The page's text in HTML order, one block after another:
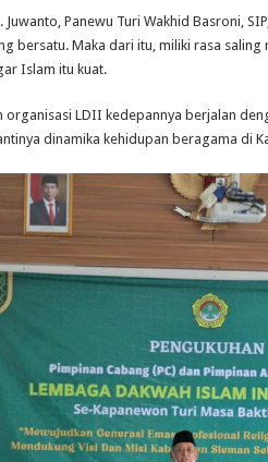
Juwanto, Panewu Turi Wakhid Basroni,
bersatu. Maka dari itu, miliki rasa
Islam itu kuat.
organisasi LDII kedepannya berjalan
dinamika kehidupan beragama di